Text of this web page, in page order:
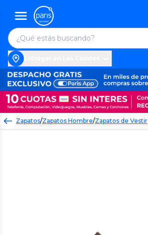
Zapatos/Zapatos Hombre/Zapatos de Vestir